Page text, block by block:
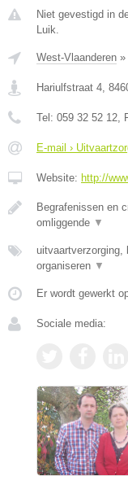
Niet gevestigd in
Luik.
West-Vlaanderen »
Hariulfstraat 4
Tel: 059 32 52 12 ,
E-mail ›
Website: http://
Begrafenissen en
omliggende ▼
uitvaartverzorging,
organiseren ▼
Er wordt gewerkt
Sociale media: